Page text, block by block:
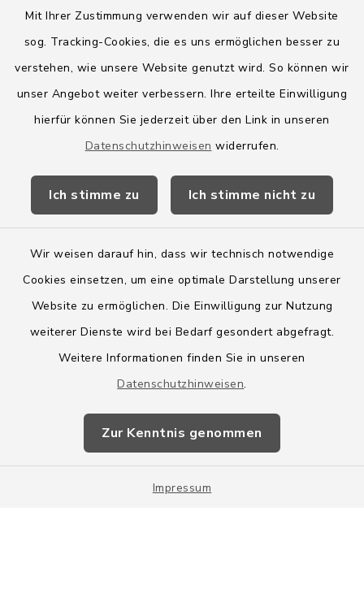
Mit Ihrer Zustimmung verwenden wir auf dieser Website
sog. Tracking-Cookies, die es uns ermöglichen besser zu
verstehen, wie unsere Website genutzt wird. So können wir
unser Angebot weiter verbessern. Ihre erteilte Einwilligung
hierfür können Sie jederzeit über den Link in unseren
Datenschutzhinweisen widerrufen.
Ich stimme zu Ich stimme nicht zu
Wir weisen darauf hin, dass wir technisch notwendige
Cookies einsetzen, um eine optimale Darstellung unserer
Website zu ermöglichen. Die Einwilligung zur Nutzung
weiterer Dienste wird bei Bedarf gesondert abgefragt.
Weitere Informationen finden Sie in unseren
Datenschutzhinweisen.
Zur Kenntnis genommen
Impressum
Quicklinks
Amt Boostedt-Rickling
Amtsbroschüre
Wege-Zweckverband
Barrierefreiheit
Impressum
Sitemap